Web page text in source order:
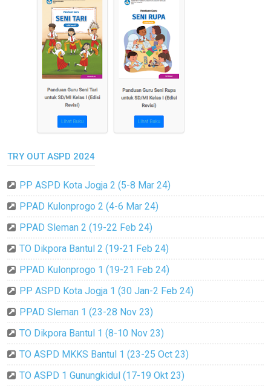
TRY OUT ASPD 2024
PP ASPD Kota Jogja 2 (5-8 Mar 24)
PPAD Kulonprogo 2 (4-6 Mar 24)
PPAD Sleman 2 (19-22 Feb 24)
TO Dikpora Bantul 2 (19-21 Feb 24)
PPAD Kulonprogo 1 (19-21 Feb 24)
PP ASPD Kota Jogja 1 (30 Jan-2 Feb 24)
PPAD Sleman 1 (23-28 Nov 23)
TO Dikpora Bantul 1 (8-10 Nov 23)
TO ASPD MKKS Bantul 1 (23-25 Oct 23)
TO ASPD 1 Gunungkidul (17-19 Okt 23)